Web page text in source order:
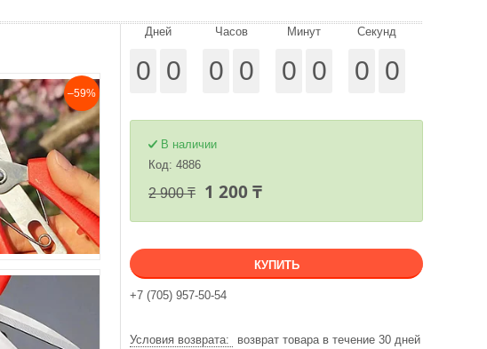
–59%
Дней
0 0
Часов
0 0
Минут
0 0
Секунд
0 0
В наличии
Код: 4886
2 900 ₸ 1 200 ₸
КУПИТЬ
+7 (705) 957-50-54
возврат товара в течение 30 дней